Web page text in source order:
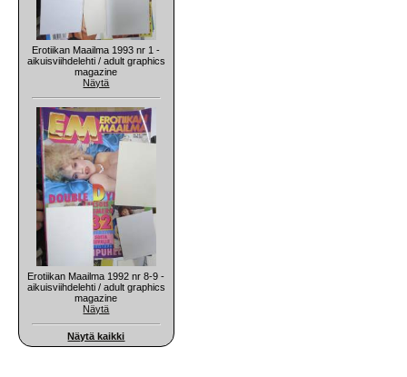
Erotiikan Maailma 1993 nr 1 -
aikuisviihdelehti / adult graphics
magazine
Näytä
Erotiikan Maailma 1992 nr 8-9 -
aikuisviihdelehti / adult graphics
magazine
Näytä
Näytä kaikki